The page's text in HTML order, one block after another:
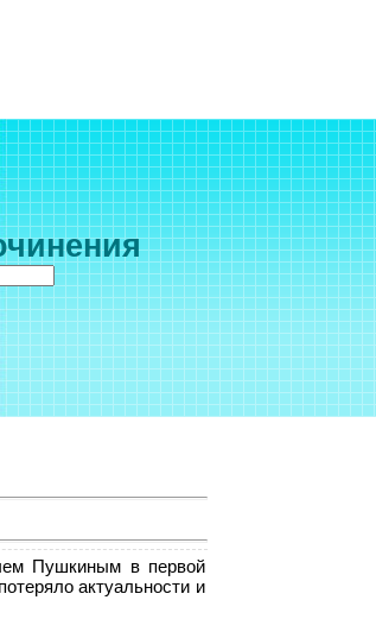
Пушкиным в первой
актуальности и